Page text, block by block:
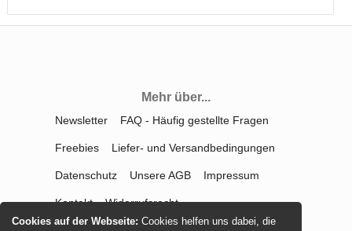
Cookies auf der Webseite:Cookies helfen uns dabei, die
Mehr über...
Newsletter FAQ - Häufig gestellte Fragen
Freebies Liefer- und Versandbedingungen
Datenschutz Unsere AGB Impressum
Kontakt Widerrufsrecht